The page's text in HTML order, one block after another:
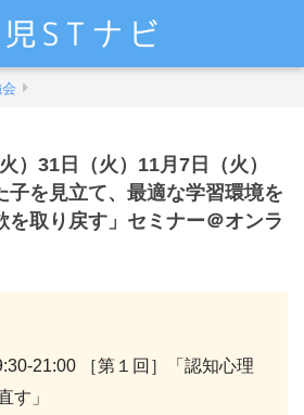
）31日（火）11月7日（火）
子を見立て、最適な学習環境を
を取り戻す」セミナー＠オンラ
21:00 ［第１回］「認知心理
す」